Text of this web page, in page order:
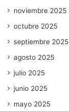
noviembre 2025
octubre 2025
septiembre 2025
agosto 2025
julio 2025
junio 2025
mayo 2025